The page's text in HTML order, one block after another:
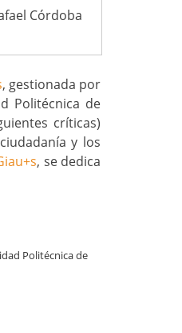
Córdoba
, gestionada por
Politécnica de
críticas)
y los
, se dedica
Politécnica de